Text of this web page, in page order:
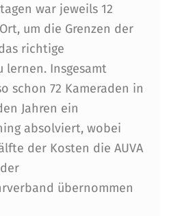
war jeweils 12
um die Grenzen der
richtige
lernen. Insgesamt
schon 72 Kameraden in
Jahren ein
absolviert, wobei
der Kosten die AUVA
übernommen